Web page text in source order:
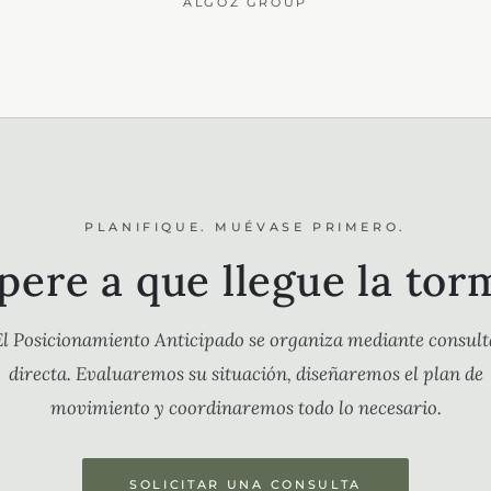
PLANIFIQUE. MUÉVASE PRIMERO.
a que llegue la
Posicionamiento Anticipado se organiza mediante
directa. Evaluaremos su situación, diseñaremos el plan de
movimiento y coordinaremos todo lo necesario.
SOLICITAR UNA CONSULTA